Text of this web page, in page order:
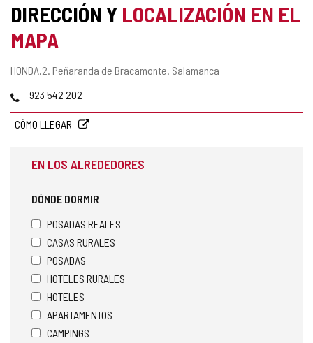
DIRECCIÓN Y LOCALIZACIÓN EN EL
MAPA
Dirección
HONDA,2. Peñaranda de Bracamonte. Salamanca
Teléfonos
923 542 202
CÓMO LLEGAR
EN LOS ALREDEDORES
DÓNDE DORMIR
POSADAS REALES
CASAS RURALES
POSADAS
HOTELES RURALES
HOTELES
APARTAMENTOS
CAMPINGS